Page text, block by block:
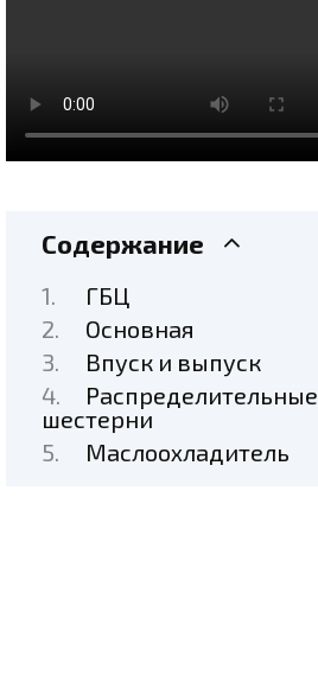
Содержание
ГБЦ
Основная
Впуск и выпуск
Распределительные
шестерни
Маслоохладитель